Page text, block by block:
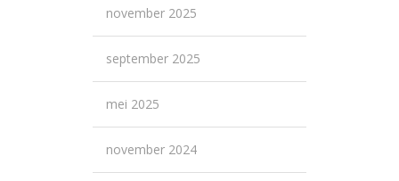
november 2025
september 2025
mei 2025
november 2024